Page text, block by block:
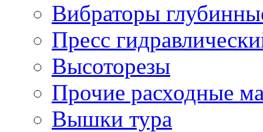
Вибраторы
Пресс
Высоторезы
Прочие расходные
Вышки тура